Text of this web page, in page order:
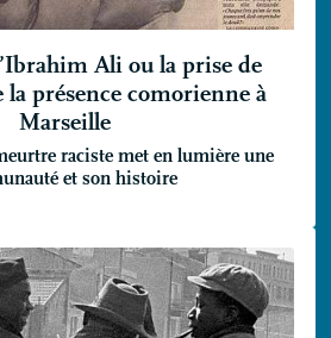
Ali ou la prise de
la présence comorienne à
Marseille
raciste met en lumière une
et son histoire